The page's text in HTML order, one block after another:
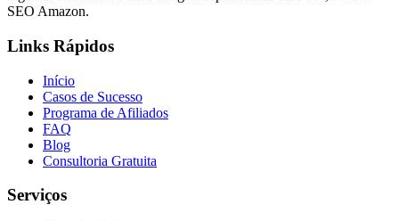
SEO Amazon.
Links Rápidos
Início
Casos de Sucesso
Programa de Afiliados
FAQ
Blog
Consultoria Gratuita
Serviços